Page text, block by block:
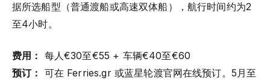
据所选船型（普通渡船或高速双体船），航行时间约为2
至4小时。
费用： 每人€30至€55 + 车辆€40至€60
预订： 可在 Ferries.gr 或蓝星轮渡官网在线预订。5月至